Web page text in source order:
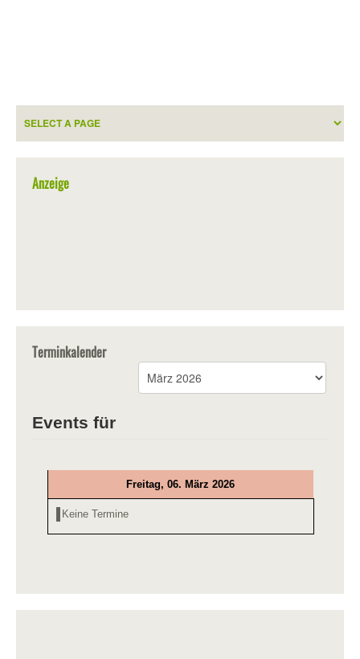
Anzeige
Terminkalender
Events für
Freitag, 06. März 2026
Keine Termine